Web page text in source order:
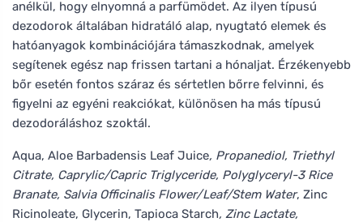
anélkül, hogy elnyomná a parfümödet. Az ilyen típusú
dezodorok általában hidratáló alap, nyugtató elemek és
hatóanyagok kombinációjára támaszkodnak, amelyek
segítenek egész nap frissen tartani a hónaljat. Érzékenyebb
bőr esetén fontos száraz és sértetlen bőrre felvinni, és
figyelni az egyéni reakciókat, különösen ha más típusú
dezodoráláshoz szoktál.
Aqua, Aloe Barbadensis Leaf Juice, Propanediol, Triethyl
Citrate, Caprylic/Capric Triglyceride, Polyglyceryl-3 Rice
Branate, Salvia Officinalis Flower/Leaf/Stem Water, Zinc
Ricinoleate, Glycerin, Tapioca Starch, Zinc Lactate,